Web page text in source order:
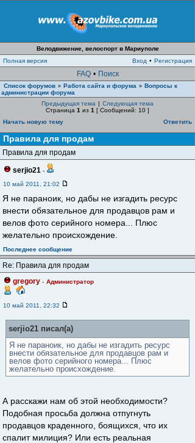
Велодвижение, велоспорт в Мариуполе
Полная версия
Вход • Регистрация
FAQ • Поиск
Список форумов » Работа сайта и форума » Вопросы к
администрации форума
Предыдущая тема | Следующая тема
Страница 1 из 1 [ Сообщений: 10 ]
Начать новую тему
Ответить
Правила для продам
Правила для продам
serjio21 -
10 май 2011, 21:02
Я не параноик, но дабы не изгадить ресурс
внести обязательное для продавцов рам и
велов фото серийного номера... Плюс
желательно происхождение.
Последнее сообщение
Re: Правила для продам
gregory - Администратор
10 май 2011, 22:32
serjio21 писал(а)
Я не параноик, но дабы не изгадить ресурс
внести обязательное для продавцов рам и
велов фото серийного номера... Плюс
желательно происхождение.
А расскажи нам об этой необходимости?
Подобная просьба должна отпугнуть
продавцов краденного, боящихся, что их
спалит милиция? Или есть реальная